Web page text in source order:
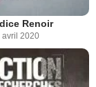
Renoir
avril 2020